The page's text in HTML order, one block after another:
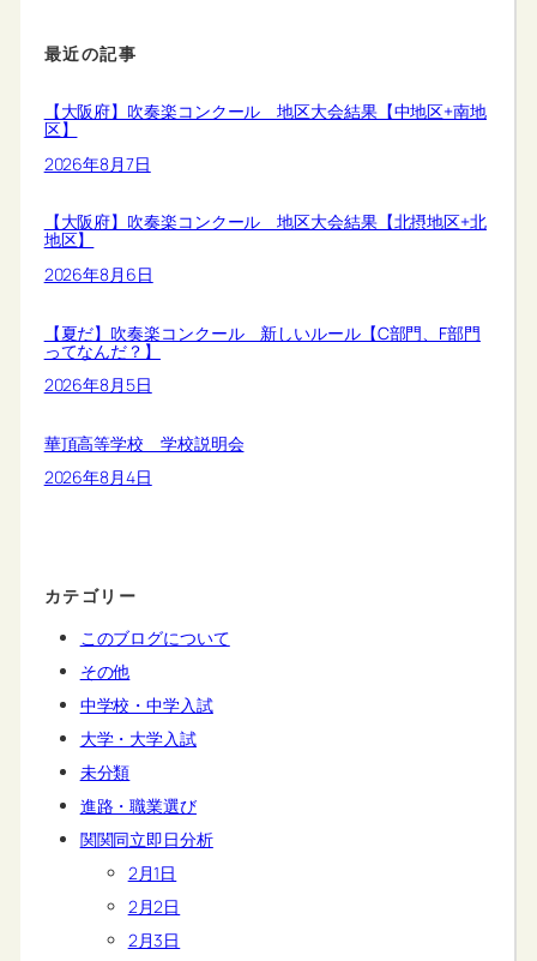
最近の記事
【大阪府】吹奏楽コンクール 地区大会結果【中地区+南地
区】
2026年8月7日
【大阪府】吹奏楽コンクール 地区大会結果【北摂地区+北
地区】
2026年8月6日
【夏だ】吹奏楽コンクール 新しいルール【C部門、F部門
ってなんだ？】
2026年8月5日
華頂高等学校 学校説明会
2026年8月4日
カテゴリー
このブログについて
その他
中学校・中学入試
大学・大学入試
未分類
進路・職業選び
関関同立即日分析
2月1日
2月2日
2月3日